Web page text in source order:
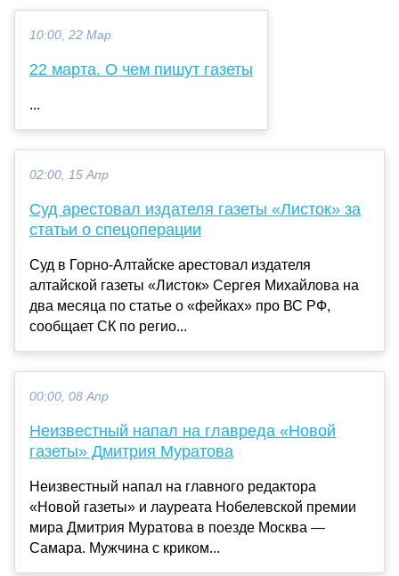
10:00, 22 Мар
22 марта. О чем пишут газеты
...
02:00, 15 Апр
Суд арестовал издателя газеты «Листок» за
статьи о спецоперации
Суд в Горно-Алтайске арестовал издателя
алтайской газеты «Листок» Сергея Михайлова на
два месяца по статье о «фейках» про ВС РФ,
сообщает СК по регио...
00:00, 08 Апр
Неизвестный напал на главреда «Новой
газеты» Дмитрия Муратова
Неизвестный напал на главного редактора
«Новой газеты» и лауреата Нобелевской премии
мира Дмитрия Муратова в поезде Москва —
Самара. Мужчина с криком...